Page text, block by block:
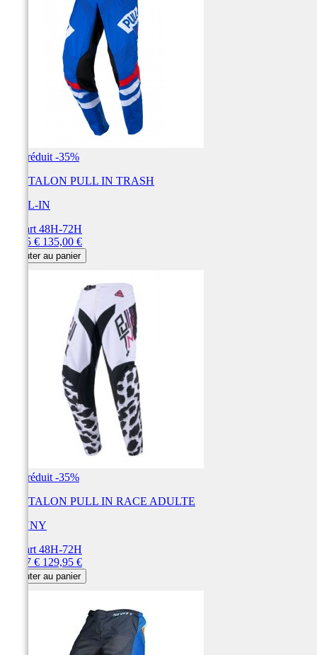
Prix réduit -35%
PANTALON PULL IN TRASH
PULL-IN
Départ 48H-72H
87,75 € Prix
de
base
135,00 €
Ajouter au panier
Prix réduit -35%
PANTALON PULL IN RACE ADULTE
KENNY
Départ 48H-72H
84,47 € Prix
de
base
129,95 €
Ajouter au panier